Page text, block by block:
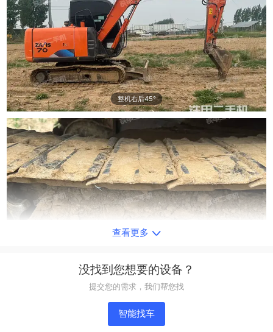
整机右后45°
查看更多
没找到您想要的设备？
提交您的需求，我们帮您找
智能找车